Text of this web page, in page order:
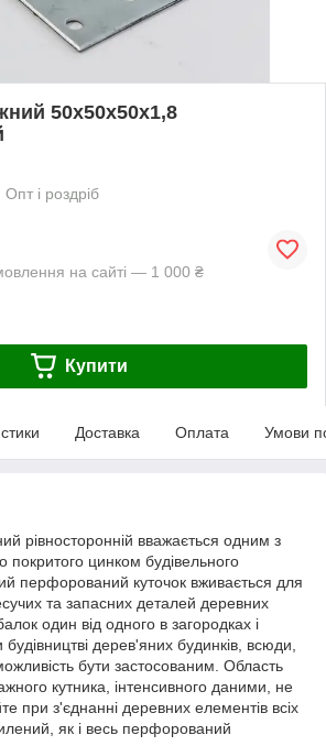
50х50х50х1,8
Опт і роздріб
на сайті — 1 000 ₴
Купити
Доставка Оплата Умови
рівносторонній вважається одним з
покритого цинком будівельного
перфорований куточок вживається для
та запасних деталей деревних
один від одного в загородках і
будівництві дерев'яних будинків, всюди,
бути застосованим. Область
кутника, інтенсивного даними, не
при з'єднанні деревних елементів всіх
як і весь перфорований